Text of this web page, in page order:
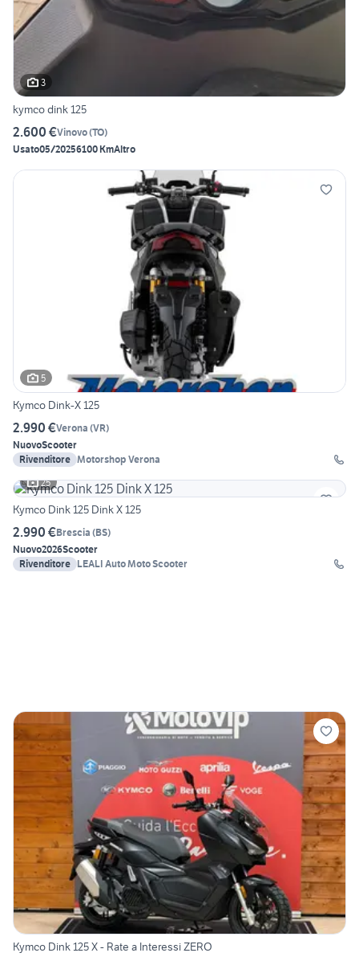
3
kymco dink 125
2.600 €Vinovo(TO)
Usato05/20256100 KmAltro
5
Kymco Dink-X 125
2.990 €Verona (VR)
NuovoScooter
Rivenditore Motorshop Verona
25
Kymco Dink 125 Dink X 125
2.990 €Brescia (BS)
Nuovo2026Scooter
Rivenditore LEALI Auto Moto Scooter
Kymco Dink 125 X - Rate a Interessi ZERO